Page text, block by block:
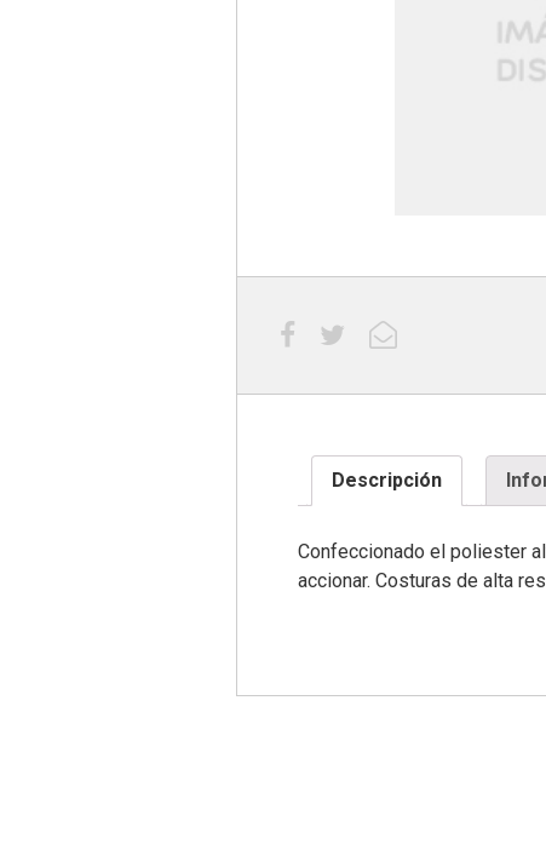
Descripción
Confeccionado el poliester
accionar. Costuras de alta